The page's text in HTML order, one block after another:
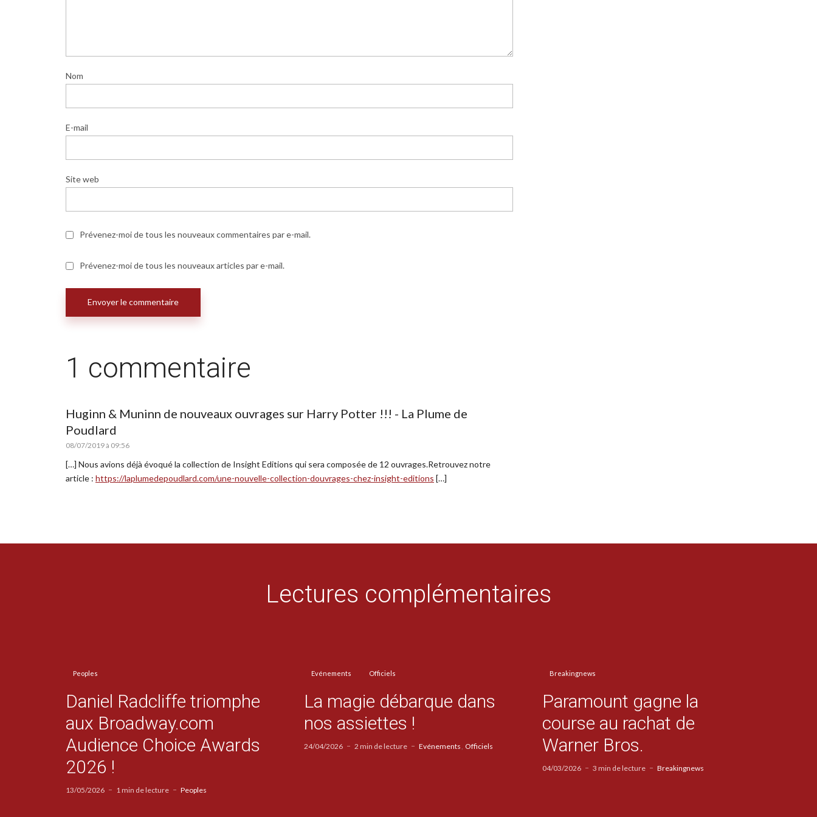
Nom
E-mail
Site web
Prévenez-moi de tous les nouveaux commentaires par e-mail.
Prévenez-moi de tous les nouveaux articles par e-mail.
1 commentaire
Huginn & Muninn de nouveaux ouvrages sur Harry Potter !!! - La Plume de
Poudlard
08/07/2019 à 09:56
[…] Nous avions déjà évoqué la collection de Insight Editions qui sera composée de 12 ouvrages.Retrouvez notre
article : https://laplumedepoudlard.com/une-nouvelle-collection-douvrages-chez-insight-editions […]
Lectures complémentaires
Peoples
Daniel Radcliffe triomphe
aux Broadway.com
Audience Choice Awards
2026 !
13/05/2026 1 min de lecture Peoples
Evénements Officiels
La magie débarque dans
nos assiettes !
24/04/2026 2 min de lecture Evénements Officiels
Breakingnews
Paramount gagne la
course au rachat de
Warner Bros.
04/03/2026 3 min de lecture Breakingnews